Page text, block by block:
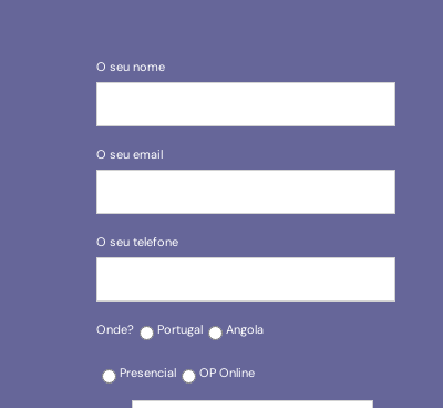
O seu nome
O seu email
O seu telefone
Onde? Portugal Angola
Presencial OP Online